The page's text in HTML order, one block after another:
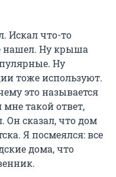
Искал что-то
нашел. Ну крыша
Ну
тоже используют.
это называется
такой ответ,
Он сказал, что дом
Я посмеялся: все
дома, что